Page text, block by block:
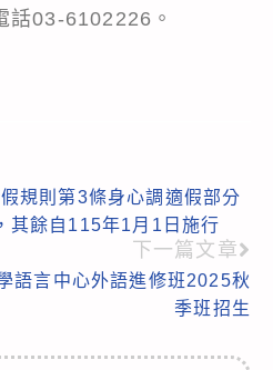
話03-6102226。
規則第3條身心調適假部分
其餘自115年1月1日施行
下一篇文章
語言中心外語進修班2025秋
季班招生